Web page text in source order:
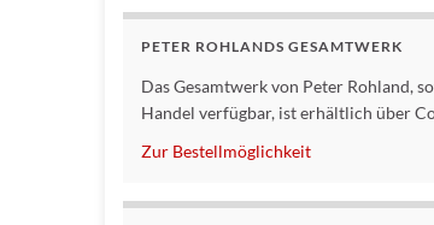
PETER ROHLANDS GESAMTWERK
Das Gesamtwerk von Peter Rohland,
Handel verfügbar, ist erhältlich über
Zur Bestellmöglichkeit